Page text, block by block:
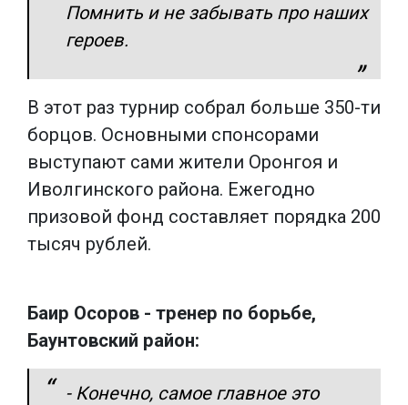
Помнить и не забывать про наших
героев.
В этот раз турнир собрал больше 350-ти
борцов. Основными спонсорами
выступают сами жители Оронгоя и
Иволгинского района. Ежегодно
призовой фонд составляет порядка 200
тысяч рублей.
Баир Осоров - тренер по борьбе,
Баунтовский район:
- Конечно, самое главное это